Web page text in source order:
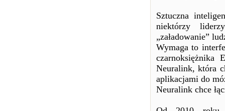
Sztuczna
niektórzy
„załadowanie”
Wymaga to
czarnoksiężnika
Neuralink, która
aplikacjami do
Neuralink chce